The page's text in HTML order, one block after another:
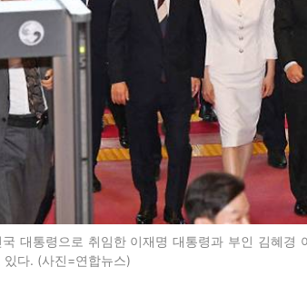
대통령으로 취임한 이재명 대통령과 부인 김혜경
있다. (사진=연합뉴스)